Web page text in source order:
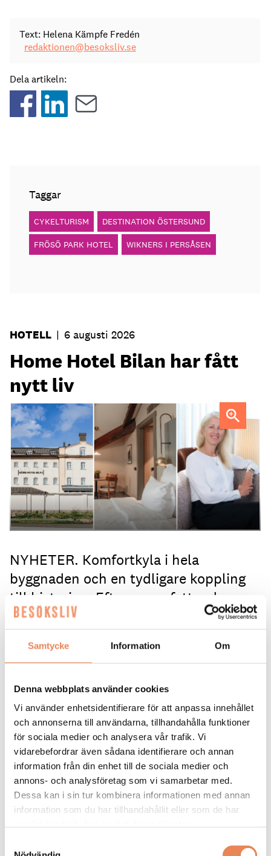
Samtycke Information Om
Denna webbplats använder cookies
Vi använder enhetsidentifierare för att anpassa innehållet
och annonserna till användarna, tillhandahålla funktioner
för sociala medier och analysera vår trafik. Vi
vidarebefordrar även sådana identifierare och annan
information från din enhet till de sociala medier och
annons- och analysföretag som vi samarbetar med.
Dessa kan i sin tur kombinera informationen med annan
information som du har tillhandahållit eller som de har
Text: Helena Kämpfe Fredén
redaktionen@besoksliv.se
Dela artikeln:
Taggar
CYKELTURISM DESTINATION ÖSTERSUND
FRÖSÖ PARK HOTEL WIKNERS I PERSÅSEN
HOTELL | 6 augusti 2026
Home Hotel Bilan har fått
nytt liv
Anna Sundenhammar, General Manager på Home Hotel
Bilan.
NYHETER. Komfortkyla i hela
byggnaden och en tydligare koppling
till historien. Efter en omfattande
renovering har Home Hotel Bilan i
Karlstad moderniserats – utan att
tappa sin särprägel som tidigare
I maj stod totalrenoveringen av Home Hotel Bilan
klar, efter ett halvårs intensivt arbete, till en
kostnad av 25,5 miljoner kronor.
Anna Sundenhammar är hotellets General Manager
och hon började arbeta i lokalerna som tidigare
rymde det gamla länsfängelset för 15 år sedan.
– När jag kom hit hade man precis renoverat
Det har varit den stora saken i en så här gammal